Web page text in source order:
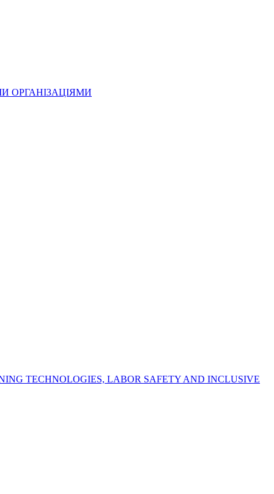
ОРГАНІЗАЦІЯМИ
LABOR SAFETY AND INCLUSIVE